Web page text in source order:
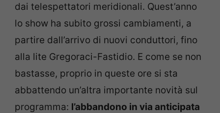
dai telespettatori meridionali. Quest’anno
lo show ha subito grossi cambiamenti, a
partire dall’arrivo di nuovi conduttori, fino
alla lite Gregoraci-Fastidio. E come se non
bastasse, proprio in queste ore si sta
abbattendo un’altra importante novità sul
programma: l’abbandono in via anticipata